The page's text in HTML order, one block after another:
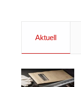
Aktuell